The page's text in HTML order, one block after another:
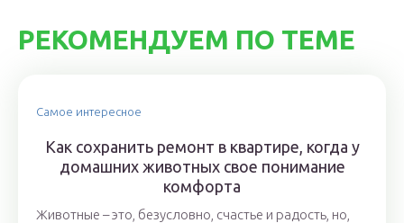
РЕКОМЕНДУЕМ ПО ТЕМЕ
Самое интересное
Как сохранить ремонт в квартире, когда у
домашних животных свое понимание
комфорта
Животные – это, безусловно, счастье и радость, но,